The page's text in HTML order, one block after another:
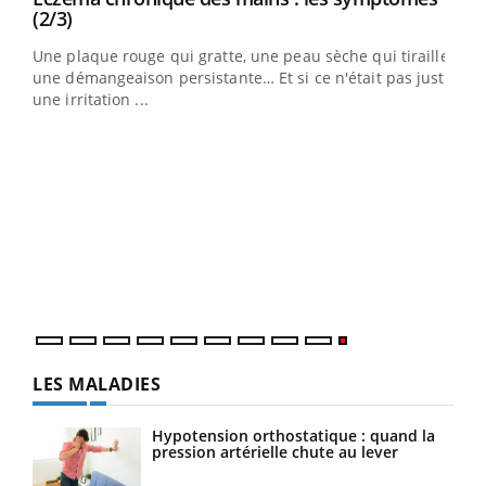
(2/3)Youtube
Une plaque rouge qui gratte, une peau sèche qui tiraille,
une démangeaison persistante… Et si ce n'était pas juste
une irritation ...
LES MALADIES
Hypotension orthostatique : quand la
pression artérielle chute au lever